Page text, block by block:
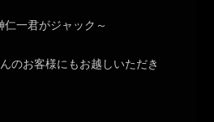
一君がジャック～
のお客様にもお越しいただき